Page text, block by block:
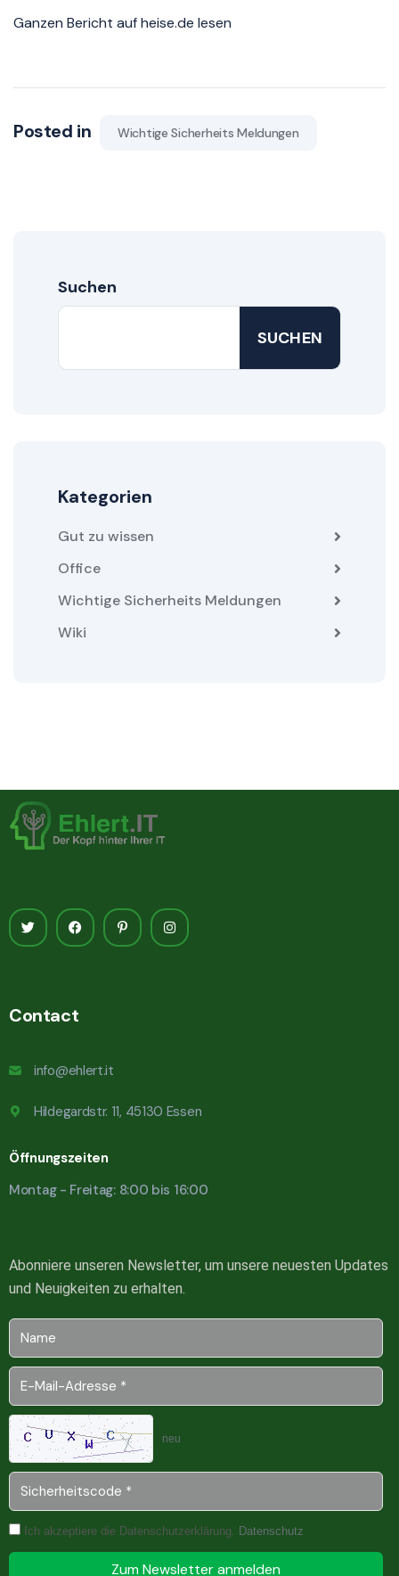
Ganzen Bericht auf heise.de lesen
Posted in Wichtige Sicherheits Meldungen
Suchen
SUCHEN
Kategorien
Gut zu wissen
Office
Wichtige Sicherheits Meldungen
Wiki
Contact
info@ehlert.it
Hildegardstr. 11, 45130 Essen
Öffnungszeiten
Montag - Freitag: 8:00 bis 16:00
Abonniere unseren Newsletter, um unsere neuesten Updates
und Neuigkeiten zu erhalten.
neu
Ich akzeptiere die Datenschutzerklärung. Datenschutz
Zum Newsletter anmelden